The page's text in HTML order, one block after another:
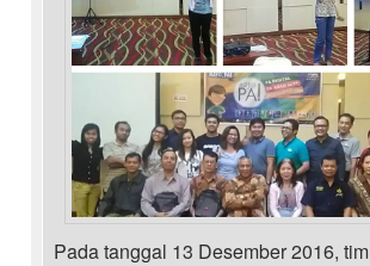
Pada tanggal 13 Desember 2016, tim